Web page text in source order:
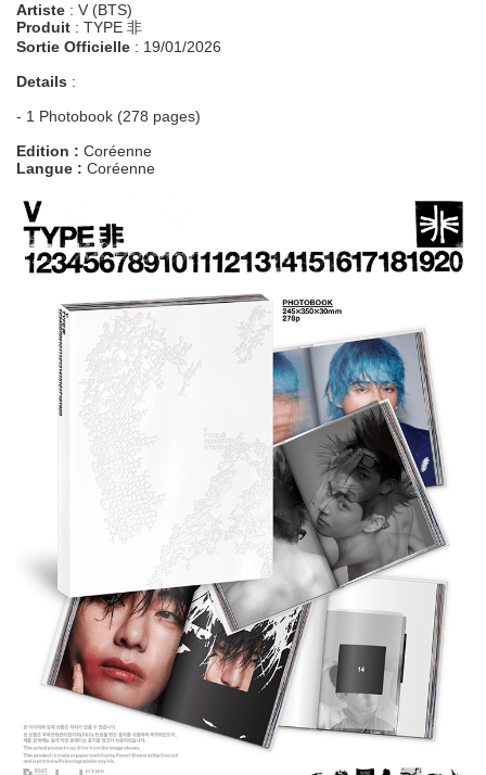
Artiste : V (BTS)
Produit : TYPE 非
Sortie Officielle : 19/01/2026
Details :
- 1 Photobook (278 pages)
Edition : Coréenne
Langue : Coréenne